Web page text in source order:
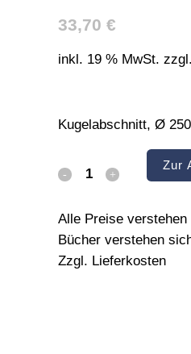
33,70 €
inkl. 19 % MwSt. zzgl.
Kugelabschnitt, Ø
Gipsform
Zur
Alle Preise
Bücher verstehen
Zzgl. Lieferkosten